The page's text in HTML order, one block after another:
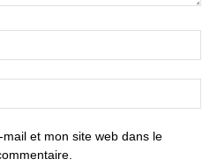
et mon site web dans le